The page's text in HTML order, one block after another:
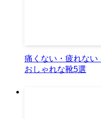
痛くない・疲れない
おしゃれな靴5選